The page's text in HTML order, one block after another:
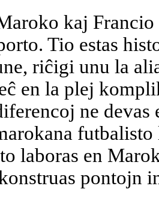
kaj Francio
Tio estas
riĉigi unu la
en la plej
ne
laboras en
pontojn